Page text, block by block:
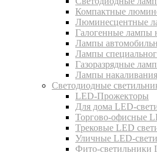
Компактные
Люминесцентные
Галогенные лампы
Лампы
Лампы
Газоразрядные
Лампы накаливания
Светодиодные
LED-Прожекторы
Для дома LED-
Торгово-офисные
Трековые LED
Уличные LED-
Фито-светильники